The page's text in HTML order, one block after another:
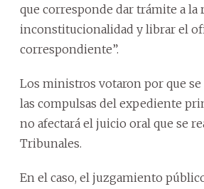
que corresponde dar trámite a la
inconstitucionalidad y librar el
correspondiente”.
Los ministros votaron por que se
las compulsas del expediente
no afectará el juicio oral que se
Tribunales.
En el caso, el juzgamiento